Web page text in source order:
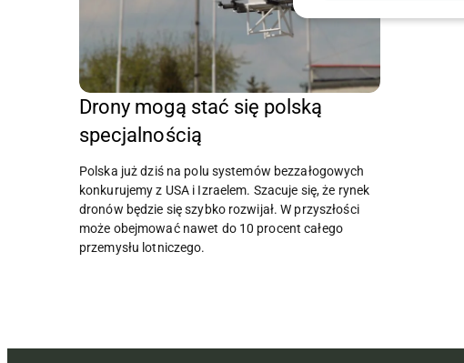
Drony mogą stać się polską
specjalnością
Polska już dziś na polu systemów bezzałogowych
konkurujemy z USA i Izraelem. Szacuje się, że rynek
dronów będzie się szybko rozwijał. W przyszłości
może obejmować nawet do 10 procent całego
przemysłu lotniczego.